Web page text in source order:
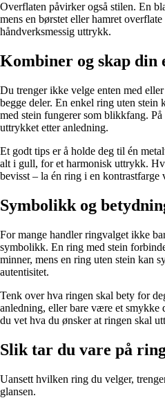
Overflaten påvirker også stilen. En
mens en børstet eller hamret
håndverksmessig uttrykk.
Kombiner og skap din
Du trenger ikke velge enten med
begge deler. En enkel ring uten stein
med stein fungerer som blikkfang.
uttrykket etter anledning.
Et godt tips er å holde deg til én
alt i gull, for et harmonisk uttrykk.
bevisst – la én ring i en
Symbolikk og
For mange handler ringvalget ikke
symbolikk. En ring med stein
minner, mens en ring uten stein kan
autentisitet.
Tenk over hva ringen skal bety for
anledning, eller bare være et smykke
du vet hva du ønsker at ringen skal
Slik tar du vare på
Uansett hvilken ring du velger,
glansen.